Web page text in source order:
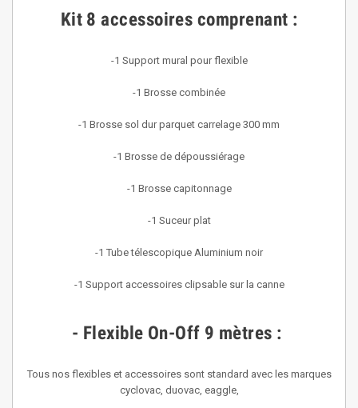
Kit 8 accessoires comprenant :
-1 Support mural pour flexible
-1 Brosse combinée
-1 Brosse sol dur parquet carrelage 300 mm
-1 Brosse de dépoussiérage
-1 Brosse capitonnage
-1 Suceur plat
-1 Tube télescopique Aluminium noir
-1 Support accessoires clipsable sur la canne
- Flexible On-Off 9 mètres :
Tous nos flexibles et accessoires sont standard avec les marques
cyclovac, duovac, eaggle,